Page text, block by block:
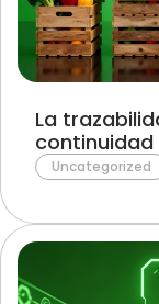
La
continuidad
Uncategorized